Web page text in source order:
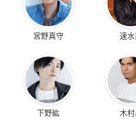
宮野真守 速
下野紘 木